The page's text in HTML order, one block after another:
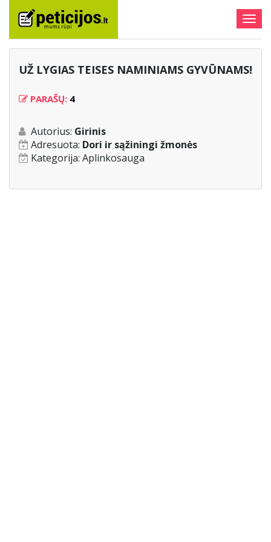
UŽ LYGIAS TEISES NAMINIAMS GYVŪNAMS!
PARAŠŲ: 4
Autorius: Girinis
Adresuota: Dori ir sąžiningi žmonės
Kategorija: Aplinkosauga